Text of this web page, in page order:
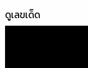
ดูเลขเด็ด